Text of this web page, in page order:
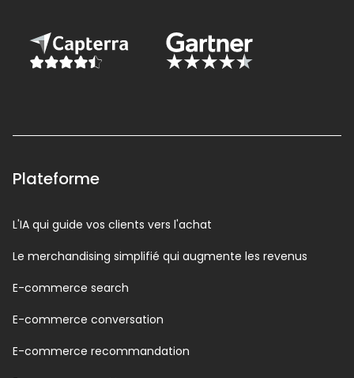
Plateforme
L'IA qui guide vos clients vers l'achat
Le merchandising simplifié qui augmente les revenus
E-commerce search
E-commerce conversation
E-commerce recommandation